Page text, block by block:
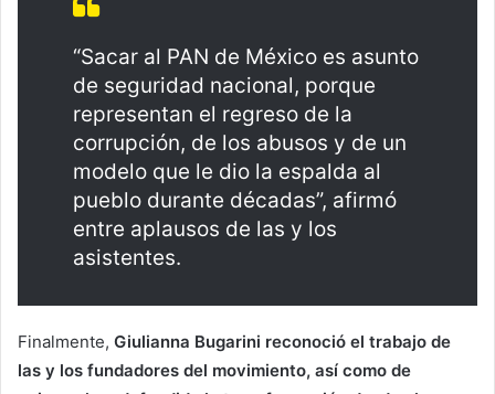
“Sacar al PAN de México es asunto
de seguridad nacional, porque
representan el regreso de la
corrupción, de los abusos y de un
modelo que le dio la espalda al
pueblo durante décadas”, afirmó
entre aplausos de las y los
asistentes.
Finalmente, Giulianna Bugarini reconoció el trabajo de
las y los fundadores del movimiento, así como de